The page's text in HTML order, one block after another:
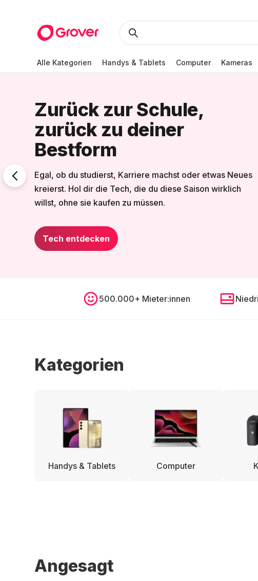
Alle Kategorien Handys & Tablets Computer Kameras
Zurück zur Schule,
zurück zu deiner
Bestform
Egal, ob du studierst, Karriere machst oder etwas Neues
kreierst. Hol dir die Tech, die du diese Saison wirklich
willst, ohne sie kaufen zu müssen.
Tech entdecken
500.000+ Mieter:innen
Kategorien
Handys & Tablets Computer
Angesagt